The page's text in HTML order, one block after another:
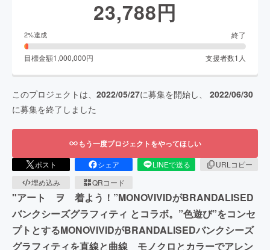
23,788円
2%達成 終了
目標金額1,000,000円 支援者数1 人
このプロジェクトは、 2022/05/27に募集を開始し、 2022/06/30
に募集を終了しました
もう一度プロジェクトをやってほしい
ポスト シェア LINEで送る
URLコピー
埋め込み
QRコード
"アート ヲ 着よう！”MONOVIVIDがBRANDALISED
バンクシーズグラフィティ とコラボ。”色遊び”をコンセ
プトとするMONOVIVIDがBRANDALISEDバンクシーズ
グラフィティを直線と曲線 モノクロとカラーでアレン